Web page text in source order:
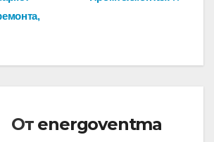
От energoventma